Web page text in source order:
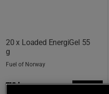
20 x Loaded EnergiGel 55
g
Fuel of Norway
712 kr